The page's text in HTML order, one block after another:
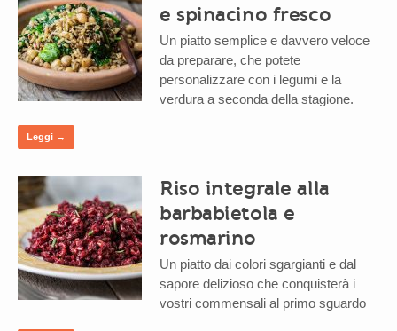
e spinacino fresco
Un piatto semplice e davvero veloce
da preparare, che potete
personalizzare con i legumi e la
verdura a seconda della stagione.
Leggi →
Riso integrale alla
barbabietola e
rosmarino
Un piatto dai colori sgargianti e dal
sapore delizioso che conquisterà i
vostri commensali al primo sguardo